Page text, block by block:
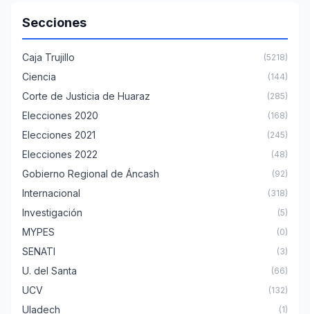
Secciones
Caja Trujillo (5218)
Ciencia (144)
Corte de Justicia de Huaraz (285)
Elecciones 2020 (168)
Elecciones 2021 (245)
Elecciones 2022 (48)
Gobierno Regional de Áncash (92)
Internacional (318)
Investigación (5)
MYPES (0)
SENATI (3)
U. del Santa (66)
UCV (132)
Uladech (1)